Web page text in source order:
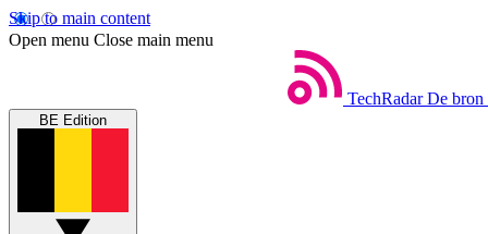
Skip to main content
Open menu Close main menu
TechRadar De bron
BE Edition